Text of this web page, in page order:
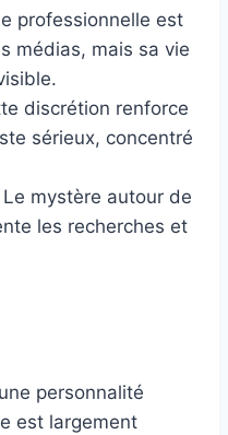
professionnelle est
médias, mais sa vie
discrétion renforce
sérieux, concentré
Le mystère autour de
les recherches et
personnalité
est largement